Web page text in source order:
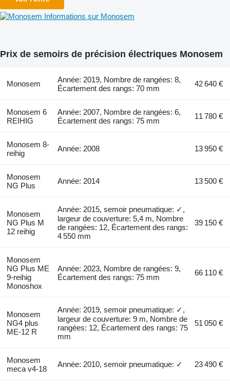
Informations sur Monosem
Prix de semoirs de précision électriques Monosem
Monosem
Année: 2019, Nombre de rangées: 8,
Écartement des rangs: 70 mm
42 640 €
Monosem 6
REIHIG
Année: 2007, Nombre de rangées: 6,
Écartement des rangs: 75 mm
11 780 €
Monosem 8-
reihig
Année: 2008 13 950 €
Monosem
NG Plus
Année: 2014 13 500 €
Monosem
NG Plus M
12 reihig
Année: 2015, semoir pneumatique: ✓,
largeur de couverture: 5,4 m, Nombre
de rangées: 12, Écartement des rangs:
4 550 mm
39 150 €
Monosem
NG Plus ME
9-reihig
Monoshox
Année: 2023, Nombre de rangées: 9,
Écartement des rangs: 75 mm
66 110 €
Monosem
NG4 plus
ME-12 R
Année: 2019, semoir pneumatique: ✓,
largeur de couverture: 9 m, Nombre de
rangées: 12, Écartement des rangs: 75
mm
51 050 €
Monosem
meca v4-18
Année: 2010, semoir pneumatique: ✓ 23 490 €